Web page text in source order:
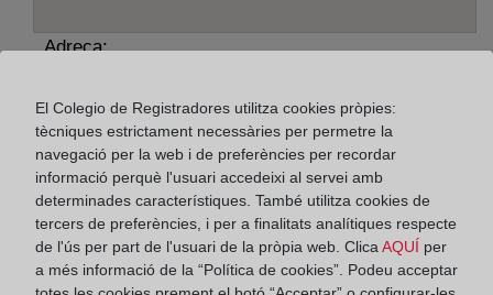
Adreça:
Horario:
De lunes a viernes de 09:00 a 17:00 horas
Agosto: De lunes a viernes de 09:00 a 14:00 horas
Los días 24 y 31 de diciembre de 09:00 a 14:00
horas
El Colegio de Registradores utilitza cookies pròpies:
tècniques estrictament necessàries per permetre la
navegació per la web i de preferències per recordar
informació perquè l'usuari accedeixi al servei amb
determinades característiques. També utilitza cookies de
tercers de preferències, i per a finalitats analítiques respecte
de l'ús per part de l'usuari de la pròpia web. Clica AQUÍ per
a més informació de la “Política de cookies”. Podeu acceptar